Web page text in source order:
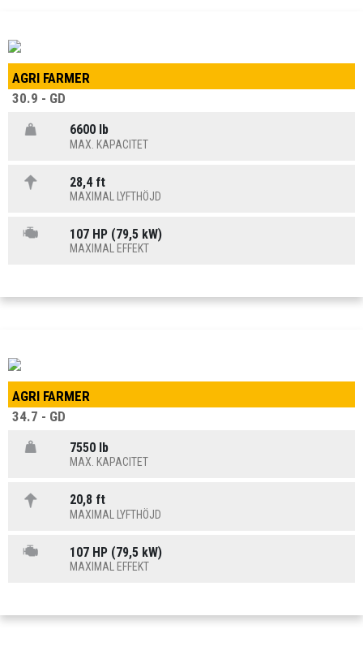
AGRI FARMER
30.9 - GD
6600 lb
MAX. KAPACITET
28,4 ft
MAXIMAL LYFTHÖJD
107 HP (79,5 kW)
MAXIMAL EFFEKT
AGRI FARMER
34.7 - GD
7550 lb
MAX. KAPACITET
20,8 ft
MAXIMAL LYFTHÖJD
107 HP (79,5 kW)
MAXIMAL EFFEKT